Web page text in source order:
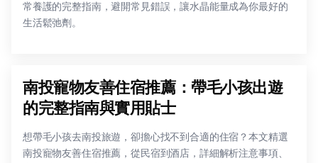
常養護的完整指南，避開常見錯誤，讓水晶能量成為你最好的
生活鬆弛劑。
南投寵物友善住宿推薦：帶毛小孩出遊
的完整指南與實用貼士
想帶毛小孩去南投旅遊，卻擔心找不到合適的住宿？本文精選
南投寵物友善住宿推薦，從民宿到酒店，詳細解析注意事項、